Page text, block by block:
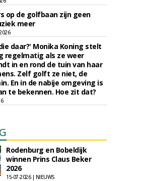
op de golfbaan zijn geen
meer
daar?' Monika Koning stelt
regelmatig als ze weer
in en rond de tuin van haar
Zelf golft ze niet, de
En in de nabije omgeving is
te bekennen. Hoe zit dat?
Rodenburg en Bobeldijk
winnen Prins Claus Beker
2026
15-07-2026 | NIEUWS